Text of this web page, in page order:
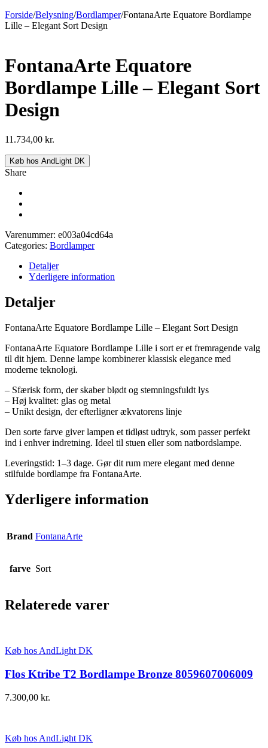
Forside/Belysning/Bordlamper/FontanaArte Equatore Bordlampe
Lille – Elegant Sort Design
FontanaArte Equatore
Bordlampe Lille – Elegant Sort
Design
11.734,00 kr.
Køb hos AndLight DK
Share
Varenummer: e003a04cd64a
Categories: Bordlamper
Detaljer
Yderligere information
Detaljer
FontanaArte Equatore Bordlampe Lille – Elegant Sort Design
FontanaArte Equatore Bordlampe Lille i sort er et fremragende valg
til dit hjem. Denne lampe kombinerer klassisk elegance med
moderne teknologi.
– Sfærisk form, der skaber blødt og stemningsfuldt lys
– Høj kvalitet: glas og metal
– Unikt design, der efterligner ækvatorens linje
Den sorte farve giver lampen et tidløst udtryk, som passer perfekt
ind i enhver indretning. Ideel til stuen eller som natbordslampe.
Leveringstid: 1–3 dage. Gør dit rum mere elegant med denne
stilfulde bordlampe fra FontanaArte.
Yderligere information
Brand FontanaArte
farve Sort
Relaterede varer
Køb hos AndLight DK
Flos Ktribe T2 Bordlampe Bronze 8059607006009
7.300,00 kr.
Køb hos AndLight DK